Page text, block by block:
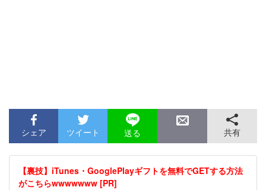
シェア ツイート 送る 共有
【裏技】iTunes・GooglePlayギフトを無料でGETする方法
がこちらwwwwwww [PR]